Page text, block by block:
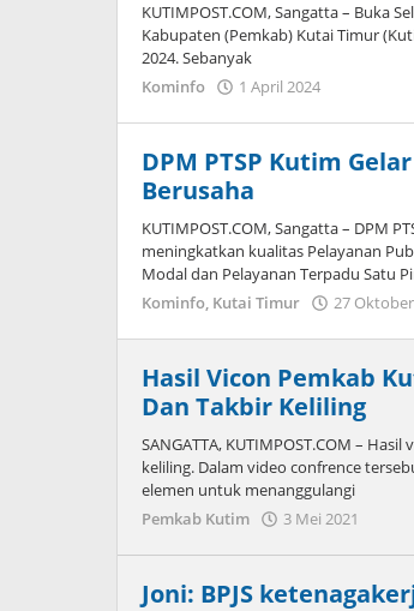
KUTIMPOST.COM, Sangatta – Buka
Kabupaten (Pemkab) Kutai Timur
2024. Sebanyak
Kominfo
1 April 2024
DPM PTSP Kutim
Berusaha
KUTIMPOST.COM, Sangatta – DPM
meningkatkan kualitas Pelayanan
Modal dan Pelayanan Terpadu Satu
Kominfo, Kutai Timur 27
Hasil Vicon Pemkab
Dan Takbir Keliling
SANGATTA, KUTIMPOST.COM –
keliling. Dalam video confrence
elemen untuk menanggulangi
Pemkab Kutim
3 Mei 2021
Joni: BPJS